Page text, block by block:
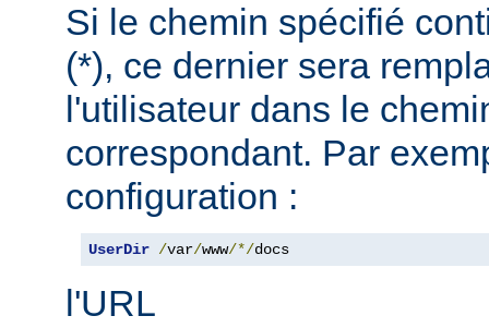
Si le chemin spécifié
(*), ce dernier sera
l'utilisateur dans le
correspondant. Par
configuration :
UserDir /var/www/*/docs
l'URL